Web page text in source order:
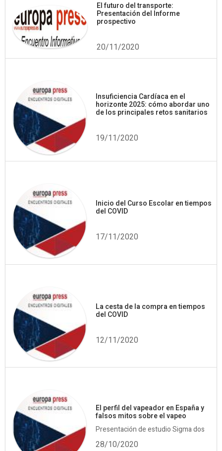
El futuro del transporte:
Presentación del Informe
prospectivo
20/11/2020
Insuficiencia Cardíaca en el
horizonte 2025: cómo abordar uno
de los principales retos sanitarios
19/11/2020
Inicio del Curso Escolar en tiempos
del COVID
17/11/2020
La cesta de la compra en tiempos
del COVID
12/11/2020
El perfil del vapeador en España y
falsos mitos sobre el vapeo
Presentación de estudio Sigma dos
28/10/2020